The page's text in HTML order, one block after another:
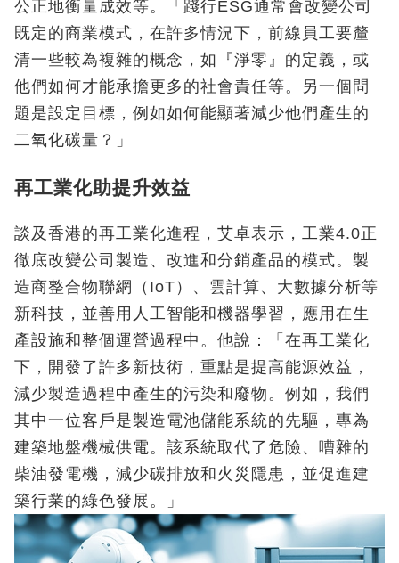
公正地衡量成效等。「踐行ESG通常會改變公司
既定的商業模式，在許多情況下，前線員工要釐
清一些較為複雜的概念，如『淨零』的定義，或
他們如何才能承擔更多的社會責任等。另一個問
題是設定目標，例如如何能顯著減少他們產生的
二氧化碳量？」
再工業化助提升效益
談及香港的再工業化進程，艾卓表示，工業4.0正
徹底改變公司製造、改進和分銷產品的模式。製
造商整合物聯網（IoT）、雲計算、大數據分析等
新科技，並善用人工智能和機器學習，應用在生
產設施和整個運營過程中。他說：「在再工業化
下，開發了許多新技術，重點是提高能源效益，
減少製造過程中產生的污染和廢物。例如，我們
其中一位客戶是製造電池儲能系統的先驅，專為
建築地盤機械供電。該系統取代了危險、嘈雜的
柴油發電機，減少碳排放和火災隱患，並促進建
築行業的綠色發展。」